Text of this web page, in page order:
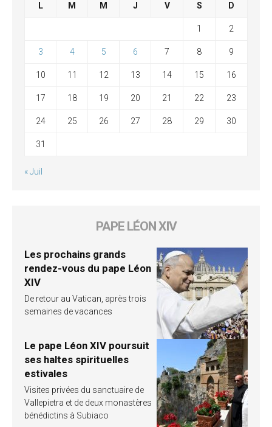
L M M J V S D
1 2
3 4 5 6 7 8 9
10 11 12 13 14 15 16
17 18 19 20 21 22 23
24 25 26 27 28 29 30
31
« Juil
PAPE LÉON XIV
Les prochains grands
rendez-vous du pape Léon
XIV
De retour au Vatican, après trois
semaines de vacances
Le pape Léon XIV poursuit
ses haltes spirituelles
estivales
Visites privées du sanctuaire de
Vallepietra et de deux monastères
bénédictins à Subiaco